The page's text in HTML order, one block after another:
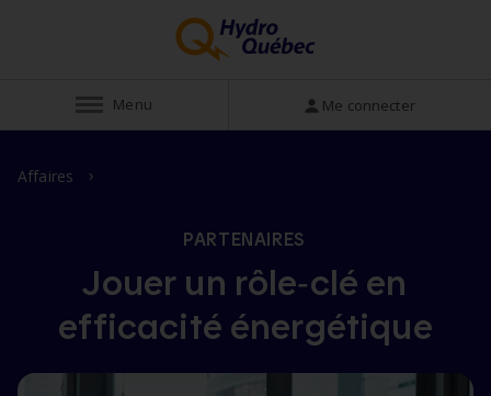
Afficher
Menu Me connecter
Affaires
PARTENAIRES
Jouer un rôle‑clé en
efficacité énergétique